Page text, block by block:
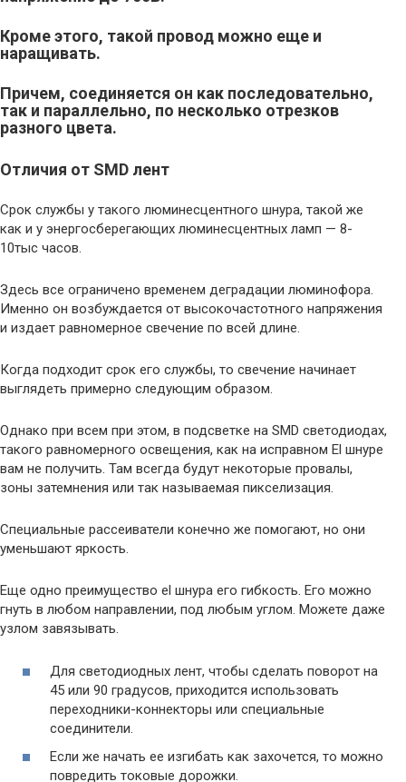
Кроме этого, такой провод можно еще и
наращивать.
Причем, соединяется он как последовательно,
так и параллельно, по несколько отрезков
разного цвета.
Отличия от SMD лент
Срок службы у такого люминесцентного шнура, такой же
как и у энергосберегающих люминесцентных ламп — 8-
10тыс часов.
Здесь все ограничено временем деградации люминофора.
Именно он возбуждается от высокочастотного напряжения
и издает равномерное свечение по всей длине.
Когда подходит срок его службы, то свечение начинает
выглядеть примерно следующим образом.
Однако при всем при этом, в подсветке на SMD светодиодах,
такого равномерного освещения, как на исправном El шнуре
вам не получить. Там всегда будут некоторые провалы,
зоны затемнения или так называемая пикселизация.
Специальные рассеиватели конечно же помогают, но они
уменьшают яркость.
Еще одно преимущество el шнура его гибкость. Его можно
гнуть в любом направлении, под любым углом. Можете даже
узлом завязывать.
Для светодиодных лент, чтобы сделать поворот на
45 или 90 градусов, приходится использовать
переходники-коннекторы или специальные
соединители.
Если же начать ее изгибать как захочется, то можно
повредить токовые дорожки.